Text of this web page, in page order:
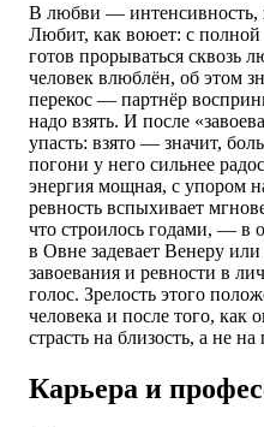
В любви — интенсивность,
Любит, как воюет: с полной
готов прорываться сквозь
человек влюблён, об этом
перекос — партнёр
надо взять. И после
упасть: взято — значит,
погони у него сильнее
энергия мощная, с упором
ревность вспыхивает
что строилось годами, — в
в Овне задевает Венеру
завоевания и ревности в
голос. Зрелость этого
человека и после того, как
страсть на близость, а не на
Карьера и